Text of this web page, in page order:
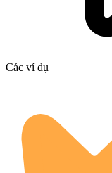
Các ví dụ